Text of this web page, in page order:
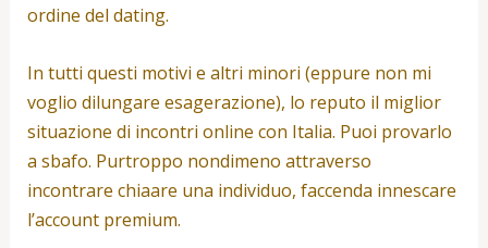
ordine del dating.
In tutti questi motivi e altri minori (eppure non mi
voglio dilungare esagerazione), lo reputo il miglior
situazione di incontri online con Italia. Puoi provarlo
a sbafo. Purtroppo nondimeno attraverso
incontrare chiaare una individuo, faccenda innescare
l’account premium.